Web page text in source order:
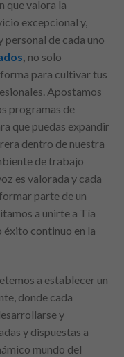
que valora la
excepcional y,
de cada uno
, no solo
para cultivar tus
Apostamos
programas de
que puedas expandir
dentro de nuestra
de trabajo
es valorada y cada
parte de un
a unirte a Tía
éxito continuo en la
a establecer un
donde cada
y
y dispuestas a
mundo del